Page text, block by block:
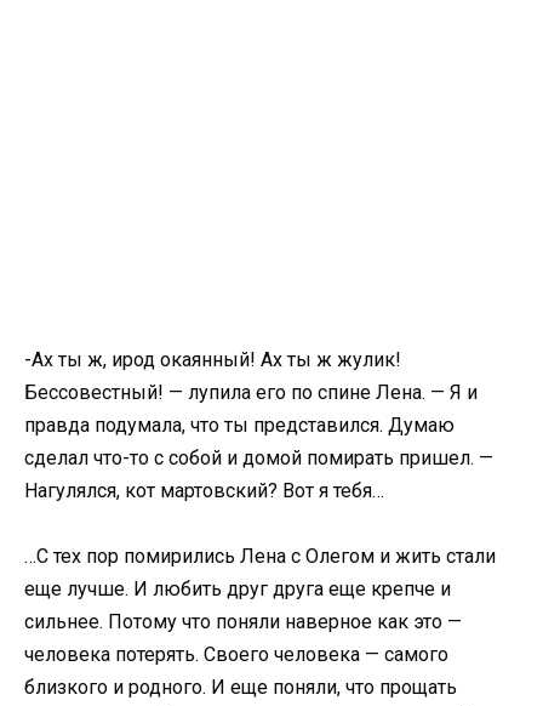
-Ах ты ж, ирод окаянный! Ах ты ж жулик!
Бессовестный! — лупила его по спине Лена. — Я и
правда подумала, что ты представился. Думаю
сделал что-то с собой и домой помирать пришел. —
Нагулялся, кот мартовский? Вот я тебя…
…С тех пор помирились Лена с Олегом и жить стали
еще лучше. И любить друг друга еще крепче и
сильнее. Потому что поняли наверное как это —
человека потерять. Своего человека — самого
близкого и родного. И еще поняли, что прощать